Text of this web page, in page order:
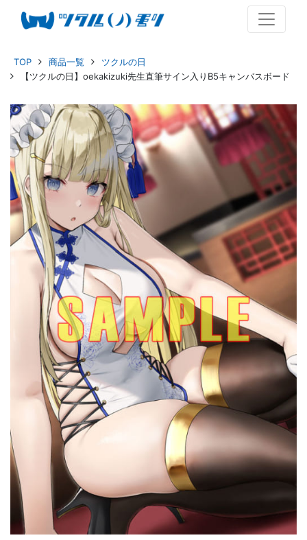
TOP 商品一覧
ツクルの日
【ツクルの日】oekakizuki先生直筆サイン入りB5キャンバスボード